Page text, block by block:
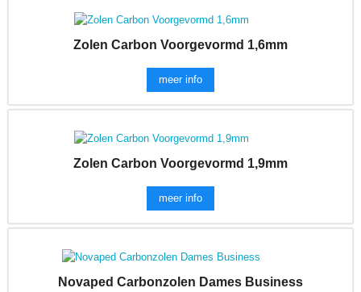
Zolen Carbon Voorgevormd 1,6mm
meer info
Zolen Carbon Voorgevormd 1,9mm
meer info
Novaped Carbonzolen Dames Business